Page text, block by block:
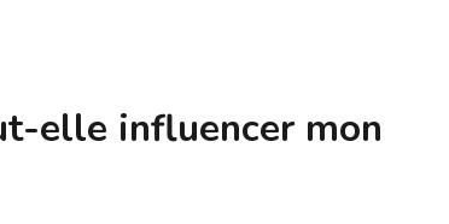
elle influencer mon